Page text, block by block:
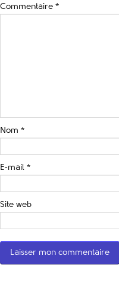
Commentaire *
Nom *
E-mail *
Site web